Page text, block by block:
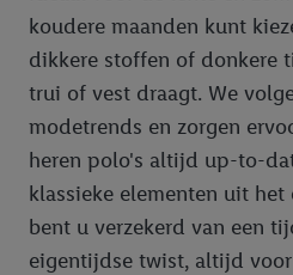
koudere maanden kunt
dikkere stoffen of donkere
trui of vest draagt. We
modetrends en zorgen
heren polo's altijd up-to-
klassieke elementen uit het
bent u verzekerd van een
eigentijdse twist, altijd